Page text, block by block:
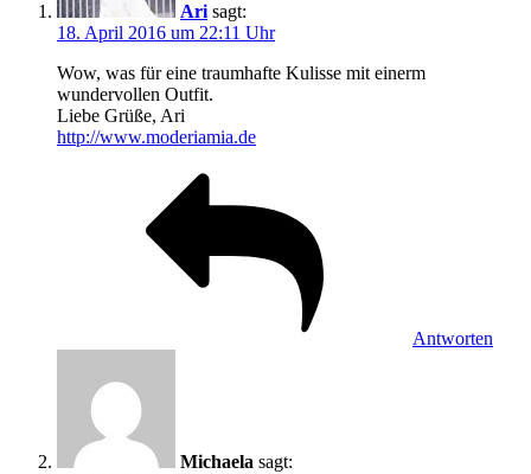
Ari sagt:
18. April 2016 um 22:11 Uhr
Wow, was für eine traumhafte Kulisse mit einerm
wundervollen Outfit.
Liebe Grüße, Ari
http://www.moderiamia.de
Antworten
Michaela sagt: